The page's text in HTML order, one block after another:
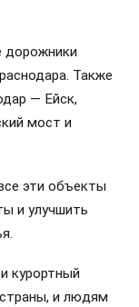
дорожники
Также
— Ейск,
мост и
эти объекты
и улучшить
курортный
и людям